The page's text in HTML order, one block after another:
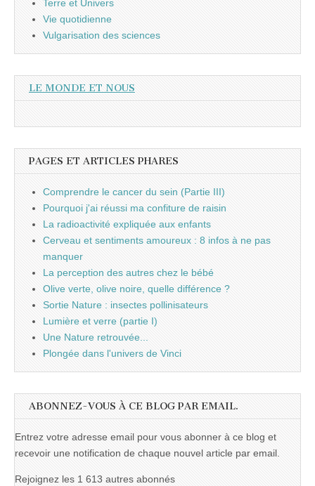
Terre et Univers
Vie quotidienne
Vulgarisation des sciences
LE MONDE ET NOUS
PAGES ET ARTICLES PHARES
Comprendre le cancer du sein (Partie III)
Pourquoi j'ai réussi ma confiture de raisin
La radioactivité expliquée aux enfants
Cerveau et sentiments amoureux : 8 infos à ne pas
manquer
La perception des autres chez le bébé
Olive verte, olive noire, quelle différence ?
Sortie Nature : insectes pollinisateurs
Lumière et verre (partie I)
Une Nature retrouvée...
Plongée dans l'univers de Vinci
ABONNEZ-VOUS À CE BLOG PAR EMAIL.
Entrez votre adresse email pour vous abonner à ce blog et
recevoir une notification de chaque nouvel article par email.
Rejoignez les 1 613 autres abonnés